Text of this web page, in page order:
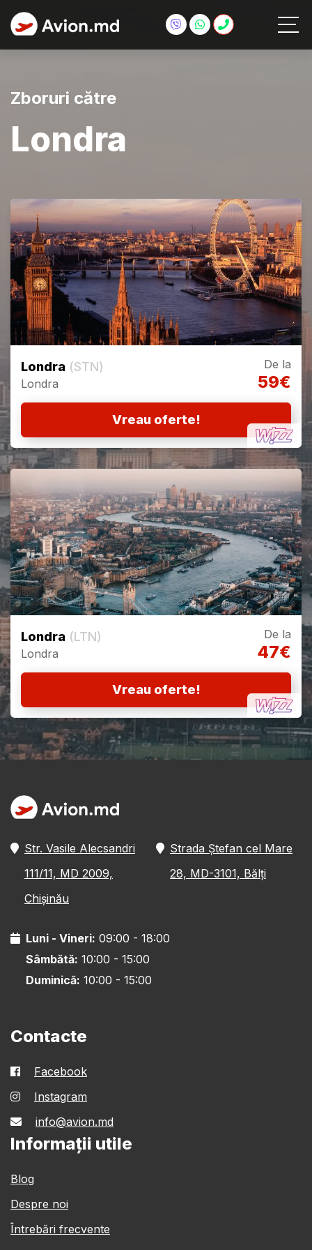
Zboruri către
Londra
Londra (STN)
Londra
De la
59€
Vreau oferte!
Londra (LTN)
Londra
De la
47€
Vreau oferte!
Str. Vasile Alecsandri
111/11, MD 2009,
Chișinău
Strada Ștefan cel Mare
28, MD-3101, Bălți
Luni - Vineri: 09:00 - 18:00
Sâmbătă: 10:00 - 15:00
Duminică: 10:00 - 15:00
Contacte
Facebook
Instagram
info@avion.md
Informații utile
Blog
Despre noi
Întrebări frecvente